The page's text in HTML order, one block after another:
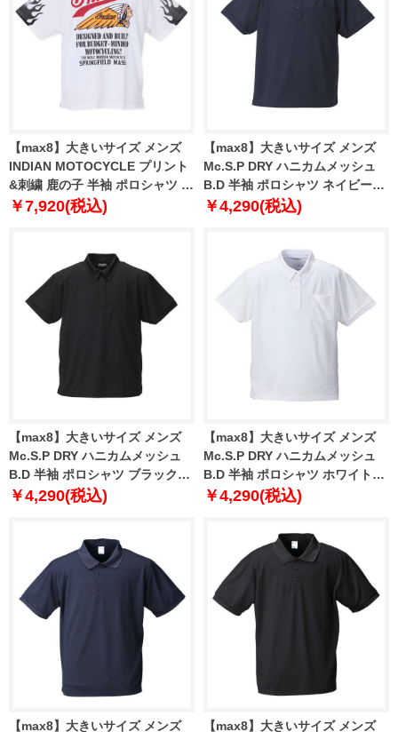
【max8】大きいサイズ メンズ
INDIAN MOTOCYCLE プリント
&刺繍 鹿の子 半袖 ポロシャツ オ
フホワイト 1278-3236-1 3L 4L
￥7,920(税込)
【max8】大きいサイズ メンズ
Mc.S.P DRY ハニカムメッシュ
B.D 半袖 ポロシャツ ネイビー
1258-3231-3 3L 4L 5L 6L 8L
￥4,290(税込)
【max8】大きいサイズ メンズ
Mc.S.P DRY ハニカムメッシュ
B.D 半袖 ポロシャツ ブラック
1258-3231-2 3L 4L 5L 6L 8L
￥4,290(税込)
【max8】大きいサイズ メンズ
Mc.S.P DRY ハニカムメッシュ
B.D 半袖 ポロシャツ ホワイト
1258-3231-1 3L 4L 5L 6L 8L
￥4,290(税込)
【max8】大きいサイズ メンズ 【max8】大きいサイズ メンズ